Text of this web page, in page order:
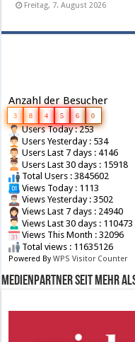
Freitag, 7. August 2026
Anzahl der Besucher
3 8 4 5 6 0
Users Today : 253
Users Yesterday : 534
Users Last 7 days : 4146
Users Last 30 days : 15918
Total Users : 3845602
Views Today : 1113
Views Yesterday : 3502
Views Last 7 days : 24940
Views Last 30 days : 110473
Views This Month : 32096
Total views : 11635126
Powered ByWPS Visitor Counter
Medienpartner seit mehr